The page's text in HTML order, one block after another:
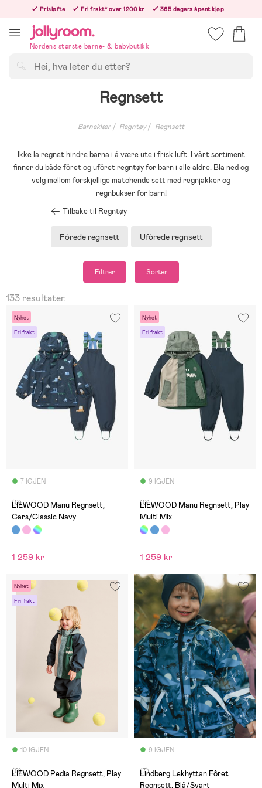
innehållet
Prisløfte Fri frakt* over 1200 kr
365 dagers åpent kjøp
Nordens største barne- & babybutikk
Regnsett
Barneklær Regntøy Regnsett
Ikke la regnet hindre barna i å være ute i frisk luft. I vårt sortiment
finner du både fôret og ufôret regntøy for barn i alle aldre. Bla ned og
velg mellom forskjellige matchende sett med regnjakker og
regnbukser for barn!
Tilbake til Regntøy
Fôrede regnsett Ufôrede regnsett
Filtrer Sorter
133 resultater.
Nyhet
Fri frakt
7 IGJEN
(0)
LIEWOOD Manu Regnsett,
Cars/Classic Navy
1 259 kr
Nyhet
Fri frakt
9 IGJEN
(0)
LIEWOOD Manu Regnsett, Play
Multi Mix
1 259 kr
Nyhet
Fri frakt
10 IGJEN
(0)
LIEWOOD Pedia Regnsett, Play
Multi Mix
9 IGJEN
(7)
Lindberg Lekhyttan Fôret
Regnsett, Blå/Svart